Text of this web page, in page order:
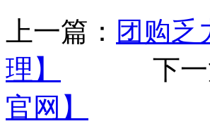
上一篇： 团购乏
理】
下一
官网】